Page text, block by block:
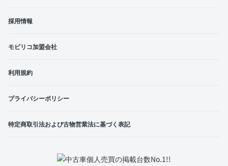
採用情報
モビリコ加盟会社
利用規約
プライバシーポリシー
特定商取引法および古物営業法に基づく表記